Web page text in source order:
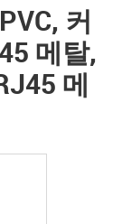
커
메탈,
메